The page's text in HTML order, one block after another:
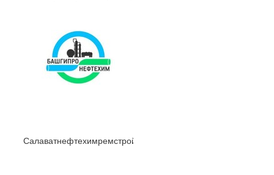
Салаватнефтехимремстрой